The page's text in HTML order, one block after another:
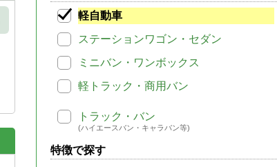
軽自動車
ステーションワゴン・セダン
ミニバン・ワンボックス
軽トラック・商用バン
トラック・バン
(ハイエースバン・キャラバン等)
特徴で探す